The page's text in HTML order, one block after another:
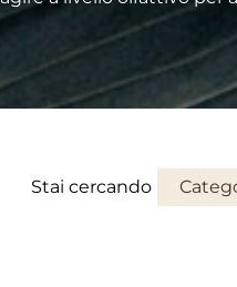
Stai cercando